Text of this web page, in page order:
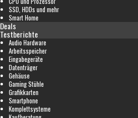
SSD, HDDs und mehr
Smart Home
Deals
Testberichte
Audio Hardware
Arbeitsspeicher
Eingabegeräte
Datenträger
Gehäuse
Gaming Stühle
Grafikkarten
Smartphone
Komplettsysteme